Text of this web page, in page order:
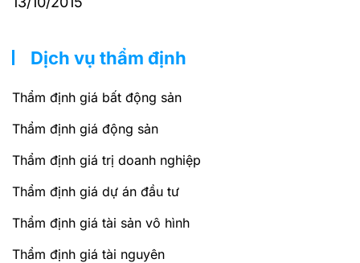
Dịch vụ thẩm định
Thẩm định giá bất động sản
Thẩm định giá động sản
Thẩm định giá trị doanh nghiệp
Thẩm định giá dự án đầu tư
Thẩm định giá tài sản vô hình
Thẩm định giá tài nguyên